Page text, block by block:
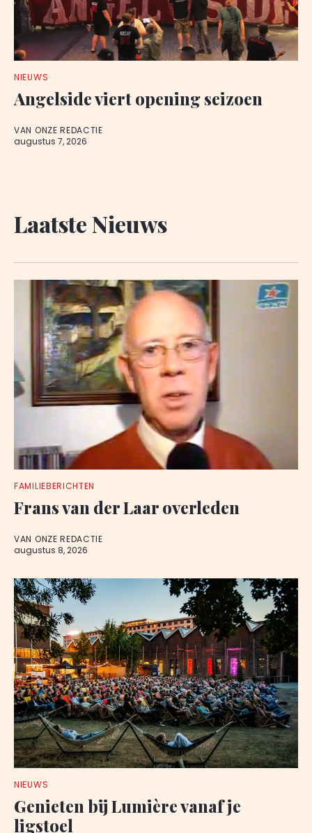
NIEUWS
Angelside viert opening seizoen
VAN ONZE REDACTIE
augustus 7, 2026
Laatste Nieuws
FAMILIEBERICHTEN
Frans van der Laar overleden
VAN ONZE REDACTIE
augustus 8, 2026
NIEUWS
Genieten bij Lumière vanaf je
ligstoel